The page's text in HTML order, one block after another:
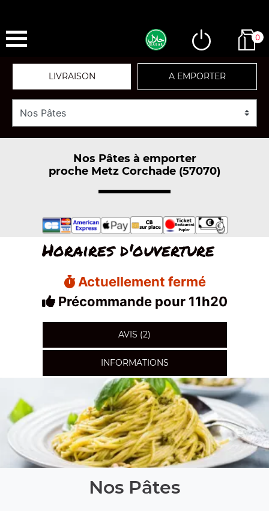
0
LIVRAISON A EMPORTER
Nos Pâtes à emporter
proche Metz Corchade (57070)
Horaires d'ouverture
Actuellement fermé
Précommande pour 11h20
AVIS (2)
INFORMATIONS
Nos Pâtes